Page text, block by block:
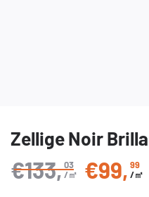
Zellige Noir
Prix régulier
€133,03
/㎡
€99, 99
/㎡